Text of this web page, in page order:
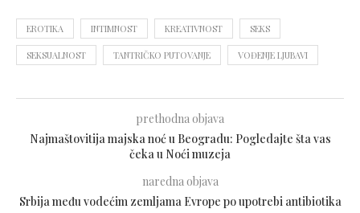
EROTIKA INTIMNOST KREATIVNOST SEKS
SEKSUALNOST TANTRIČKO PUTOVANJE VOĐENJE LJUBAVI
prethodna objava
Najmaštovitija majska noć u Beogradu: Pogledajte šta vas
čeka u Noći muzeja
naredna objava
Srbija među vodećim zemljama Evrope po upotrebi antibiotika